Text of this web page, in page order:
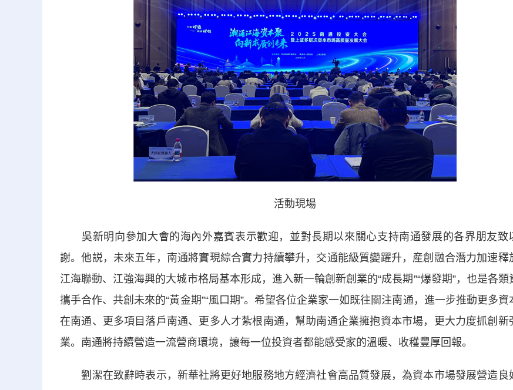
活動現場
吳新明向參加大會的海內外嘉賓表示歡迎，並對長期以來關心支持南通發展的各界朋友致
謝。他説，未來五年，南通將實現綜合實力持續攀升，交通能級質變躍升，産創融合潛力加速釋
江海聯動、江強海興的大城市格局基本形成，進入新一輪創新創業的“成長期”“爆發期”，也是各類
攜手合作、共創未來的“黃金期”“風口期”。希望各位企業家一如既往關注南通，進一步推動更多資
在南通、更多項目落戶南通、更多人才紮根南通，幫助南通企業擁抱資本市場，更大力度抓創新
業。南通將持續營造一流營商環境，讓每一位投資者都能感受家的溫暖、收穫豐厚回報。
劉潔在致辭時表示，新華社將更好地服務地方經濟社會高品質發展，為資本市場發展營造良